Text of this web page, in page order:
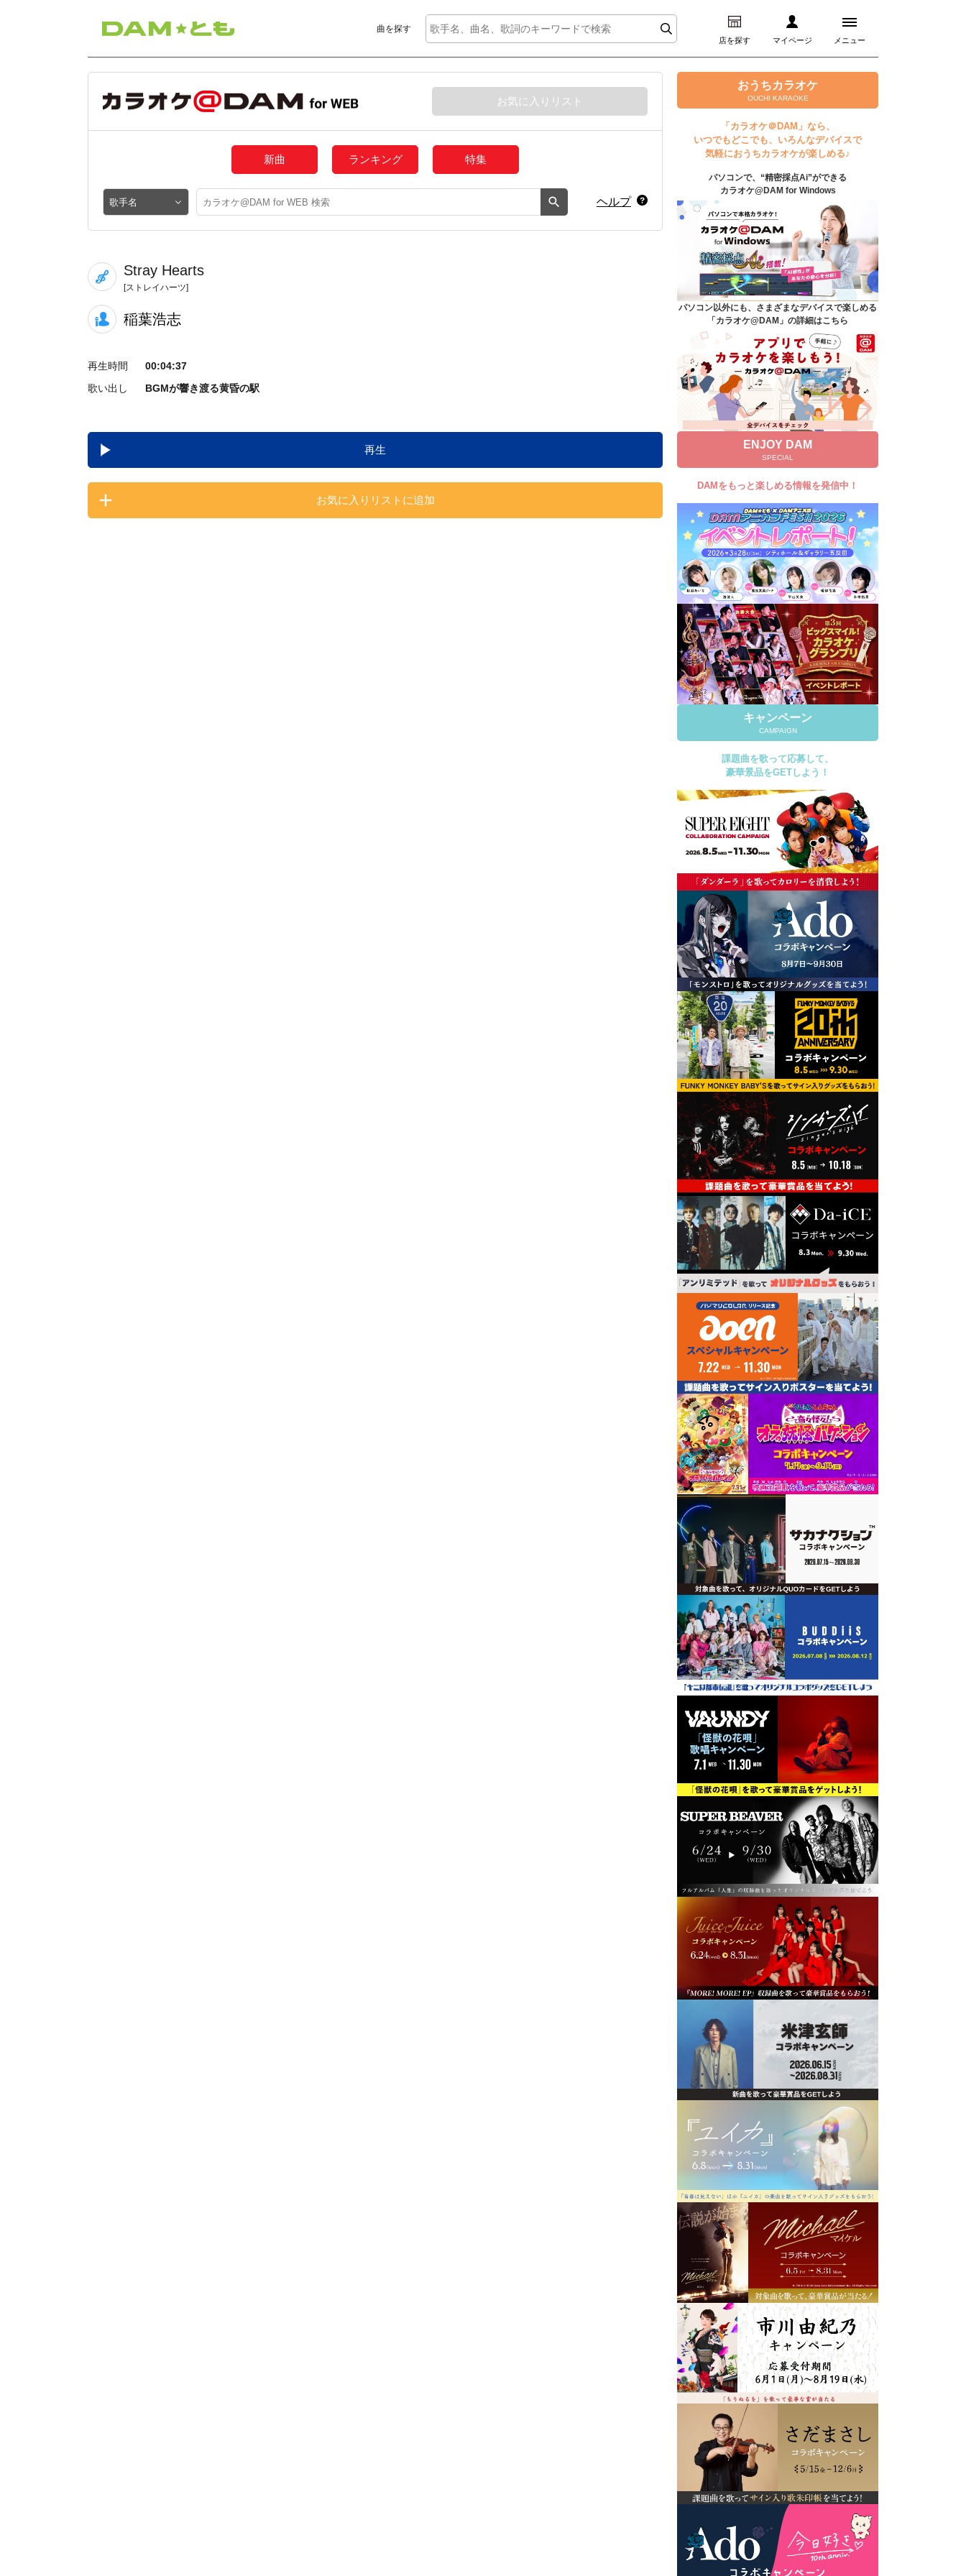
曲を探す
店を探す マイページ メニュー
ログイン
マイページ
プレミアムサービス
DAM★とも動画
DAM★とも録音
カラオケ＠DAM
ユーザー検索
キャンペーン
よくあるご質問
DAMの新曲・ランキングなど
カラオケ最新情報をチェック！
自宅でカラオケ歌い放題！
家族や友達と一緒に！練習にも！
お気に入りリスト
新曲 ランキング 特集
ヘルプ
Stray Hearts
[ストレイハーツ]
稲葉浩志
再生時間
00:04:37
歌い出し
BGMが響き渡る黄昏の駅
再生
お気に入りリストに追加
おうちカラオケ
OUCHI KARAOKE
「カラオケ＠DAM」なら、
いつでもどこでも、いろんなデバイスで
気軽におうちカラオケが楽しめる♪
パソコンで、“精密採点Ai”ができる
カラオケ@DAM for Windows
パソコン以外にも、さまざまなデバイスで楽しめる
「カラオケ@DAM」の詳細はこちら
ENJOY DAM
SPECIAL
DAMをもっと楽しめる情報を発信中！
キャンペーン
CAMPAIGN
課題曲を歌って応募して、
豪華景品をGETしよう！